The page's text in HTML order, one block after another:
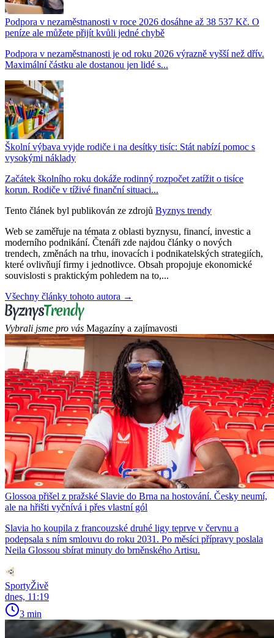
Podpora v nezaměstnanosti v roce 2026 dosáhne až 38 537 Kč. O
peníze ale můžete přijít kvůli jedné chybě
Podpora v nezaměstnanosti je od roku 2026 výrazně vyšší než dřív.
Maximální částku ale dostanou jen lidé s...
Školní výbava vyjde rodiče i na desítky tisíc: Stát nabízí pomoc s
vysokými náklady
Začátek školního roku dokáže rodinný rozpočet zatížit o tisíce
korun. Rodiče v tíživé finanční situaci...
Tento článek byl publikován ze zdrojů Byznys trendy
Web se zaměřuje na témata z oblasti byznysu, financí, investic a
moderního podnikání. Čtenáři zde najdou články o nových
trendech, změnách na trhu, inovacích i podnikatelských strategiích,
které ovlivňují firmy i jednotlivce. Obsah propojuje ekonomické
souvislosti s praktickým pohledem na to,...
Všechny články tohoto autora →
Vybrali jsme pro vás Magazíny a zajímavosti
Glossoa přišel z pražské Slavie do Brna na hostování. Česky neumí,
ale na hřišti vyčnívá i přes vlastní gól
Slavia ho koupila z francouzské druhé ligy teprve v červnu a
podepsala s ním smlouvu do roku 2031. Po měsíci přípravy poslala
Neila Glossou sbírat minuty do brněnského Artisu.
SportyŽivě
dnes, 11:19
3 min